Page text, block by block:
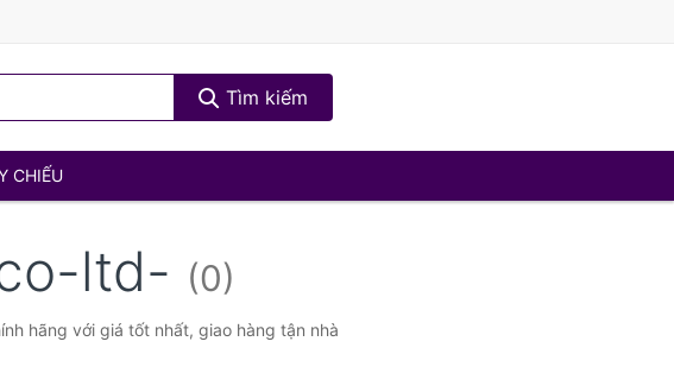
Tìm kiếm
CHIẾU
ltd- (0)
hãng với giá tốt nhất, giao hàng tận nhà